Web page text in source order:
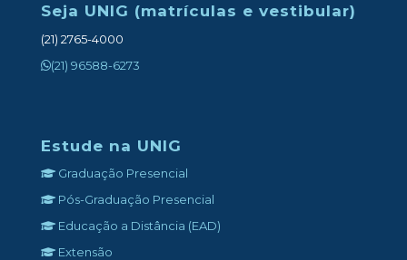
Seja UNIG (matrículas e vestibular)
(21) 2765-4000
(21) 96588-6273
Estude na UNIG
Graduação Presencial
Pós-Graduação Presencial
Educação a Distância (EAD)
Extensão